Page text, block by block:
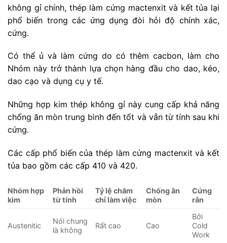
không gỉ chính, thép làm cứng mactenxit và kết tủa lại
phổ biến trong các ứng dụng đòi hỏi độ chính xác,
cứng.
Có thể ủ và làm cứng do có thêm cacbon, làm cho
Nhóm này trở thành lựa chọn hàng đầu cho dao, kéo,
dao cạo và dụng cụ y tế.
Những hợp kim thép không gỉ này cung cấp khả năng
chống ăn mòn trung bình đến tốt và vẫn từ tính sau khi
cứng.
Các cấp phổ biến của thép làm cứng mactenxit và kết
tủa bao gồm các cấp 410 và 420.
Nhóm hợp
kim
Phản hồi
từ tính
Tỷ lệ chăm
chỉ làm việc
Chống ăn
mòn
Cứng
rắn
Austenitic
Nói chung
là không
Rất cao Cao
Bởi
Cold
Work